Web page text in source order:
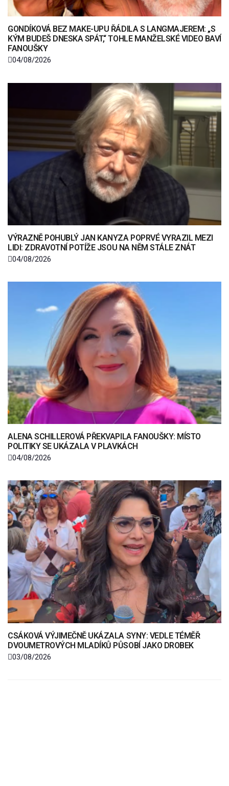
GONDÍKOVÁ BEZ MAKE-UPU ŘÁDILA S LANGMAJEREM: „S
KÝM BUDEŠ DNESKA SPÁT,“ TOHLE MANŽELSKÉ VIDEO BAVÍ
FANOUŠKY
04/08/2026
VÝRAZNĚ POHUBLÝ JAN KANYZA POPRVÉ VYRAZIL MEZI
LIDI: ZDRAVOTNÍ POTÍŽE JSOU NA NĚM STÁLE ZNÁT
04/08/2026
ALENA SCHILLEROVÁ PŘEKVAPILA FANOUŠKY: MÍSTO
POLITIKY SE UKÁZALA V PLAVKÁCH
04/08/2026
CSÁKOVÁ VÝJIMEČNĚ UKÁZALA SYNY: VEDLE TÉMĚŘ
DVOUMETROVÝCH MLADÍKŮ PŮSOBÍ JAKO DROBEK
03/08/2026